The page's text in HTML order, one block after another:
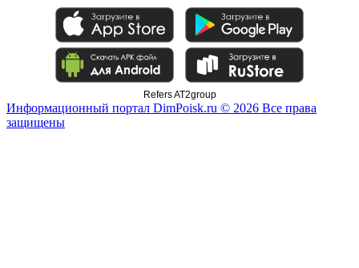
Refers AT2group
Информационный портал DimPoisk.ru © 2026 Все права
защищены